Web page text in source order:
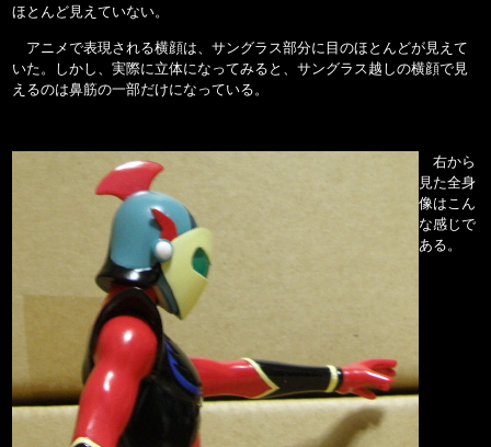
ほとんど見えていない。
アニメで表現される横顔は、サングラス部分に目のほとんどが見えて
いた。しかし、実際に立体になってみると、サングラス越しの横顔で見
えるのは鼻筋の一部だけになっている。
右から
見た全身
像はこん
な感じで
ある。